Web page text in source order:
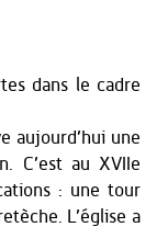
dans le cadre
aujourd’hui une
C’est au XVIIe
: une tour
L’église a